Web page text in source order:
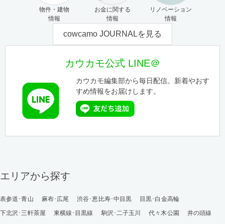
物件・建物
情報
お金に関する
情報
リノベーション
情報
cowcamo JOURNALを見る
カウカモ公式 LINE＠
カウカモ編集部から毎日配信。新着やおす
すめ情報をお届けします。
エリアから探す
表参道･青山 麻布･広尾 渋谷･恵比寿･中目黒
目黒･白金高輪
下北沢･三軒茶屋
東横線･目黒線 駒沢･二子玉川 代々木公園
井の頭線